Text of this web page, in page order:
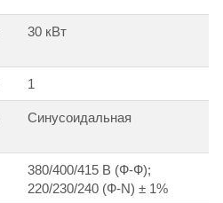
30 кВт
1
Синусоидальная
380/400/415 В (Ф-Ф);
220/230/240 (Ф-N) ± 1%